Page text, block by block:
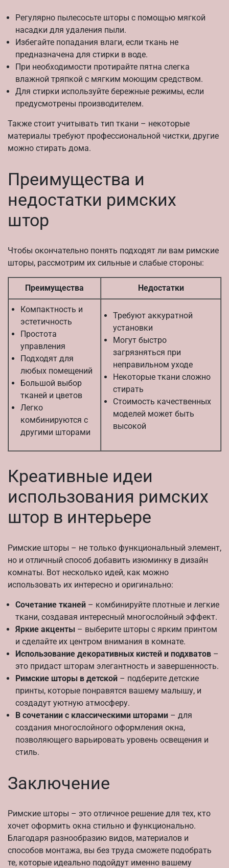
Регулярно пылесосьте шторы с помощью мягкой
насадки для удаления пыли.
Избегайте попадания влаги, если ткань не
предназначена для стирки в воде.
При необходимости протирайте пятна слегка
влажной тряпкой с мягким моющим средством.
Для стирки используйте бережные режимы, если
предусмотрены производителем.
Также стоит учитывать тип ткани – некоторые
материалы требуют профессиональной чистки, другие
можно стирать дома.
Преимущества и
недостатки римских
штор
Чтобы окончательно понять подходят ли вам римские
шторы, рассмотрим их сильные и слабые стороны:
Преимущества Недостатки
Компактность и
эстетичность
Простота
управления
Подходят для
любых помещений
Большой выбор
тканей и цветов
Легко
комбинируются с
другими шторами
Требуют аккуратной
установки
Могут быстро
загрязняться при
неправильном уходе
Некоторые ткани сложно
стирать
Стоимость качественных
моделей может быть
высокой
Креативные идеи
использования римских
штор в интерьере
Римские шторы – не только функциональный элемент,
но и отличный способ добавить изюминку в дизайн
комнаты. Вот несколько идей, как можно
использовать их интересно и оригинально:
Сочетание тканей – комбинируйте плотные и легкие
ткани, создавая интересный многослойный эффект.
Яркие акценты – выберите шторы с ярким принтом
и сделайте их центром внимания в комнате.
Использование декоративных кистей и подхватов –
это придаст шторам элегантность и завершенность.
Римские шторы в детской – подберите детские
принты, которые понравятся вашему малышу, и
создадут уютную атмосферу.
В сочетании с классическими шторами – для
создания многослойного оформления окна,
позволяющего варьировать уровень освещения и
стиль.
Заключение
Римские шторы – это отличное решение для тех, кто
хочет оформить окна стильно и функционально.
Благодаря разнообразию видов, материалов и
способов монтажа, вы без труда сможете подобрать
те, которые идеально подойдут именно вашему